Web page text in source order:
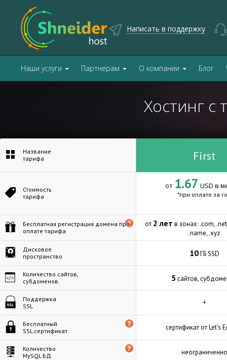
Написать в поддержку
Наши услуги Партнерам О компании Блог
Хостинг с
Название
тарифа
First
Стоимость
тарифа
от 1.67 USD в
*при оплате за
Бесплатная регистрация домена при
оплате тарифа
от 2 лет в зонах: .com,
.name, .xyz
Дисковое
пространство
10ГБ SSD
Количество сайтов,
субдоменов
5 сайтов,
Поддержка
SSL
+
Бесплатный
SSL сертификат
сертификат от Let's
Количество
MySQL БД
неограниченно